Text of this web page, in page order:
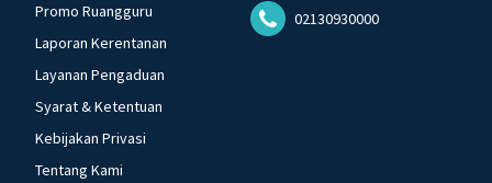
Promo Ruangguru
Laporan Kerentanan
Layanan Pengaduan
Syarat & Ketentuan
Kebijakan Privasi
Tentang Kami
02130930000